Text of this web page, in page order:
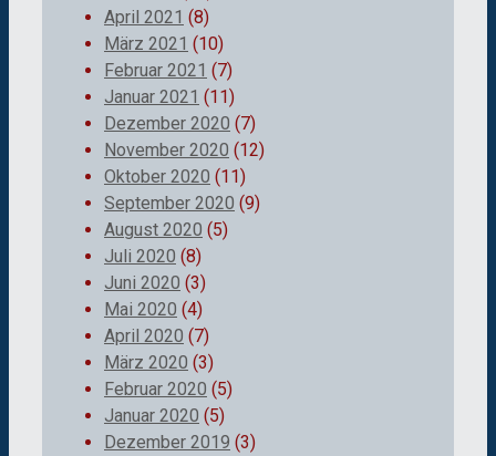
April 2021 (8)
März 2021 (10)
Februar 2021 (7)
Januar 2021 (11)
Dezember 2020 (7)
November 2020 (12)
Oktober 2020 (11)
September 2020 (9)
August 2020 (5)
Juli 2020 (8)
Juni 2020 (3)
Mai 2020 (4)
April 2020 (7)
März 2020 (3)
Februar 2020 (5)
Januar 2020 (5)
Dezember 2019 (3)